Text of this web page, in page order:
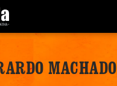
MACHADO